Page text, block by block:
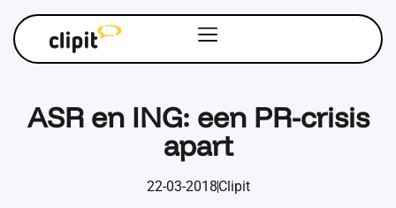
ASR en ING: een PR-crisis
apart
22-03-2018Clipit